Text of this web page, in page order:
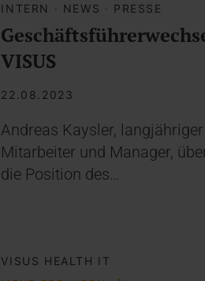
INTERN · NEWS · PRESSE
VISUS
22.08.2023
Andreas Kaysler, langjähriger
Mitarbeiter und Manager,
die Position des…
VISUS HEALTH IT